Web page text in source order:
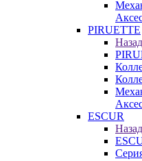
PIRUETTE
Назад
ESCUR
Назад